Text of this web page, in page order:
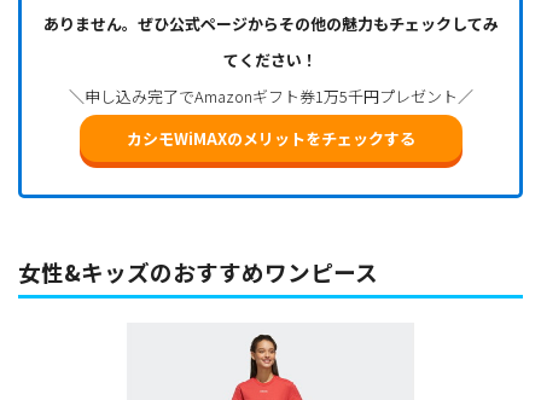
ありません。ぜひ公式ページからその他の魅力もチェックしてみ
てください！
＼申し込み完了でAmazonギフト券1万5千円プレゼント／
カシモWiMAXのメリットをチェックする
女性&キッズのおすすめワンピース